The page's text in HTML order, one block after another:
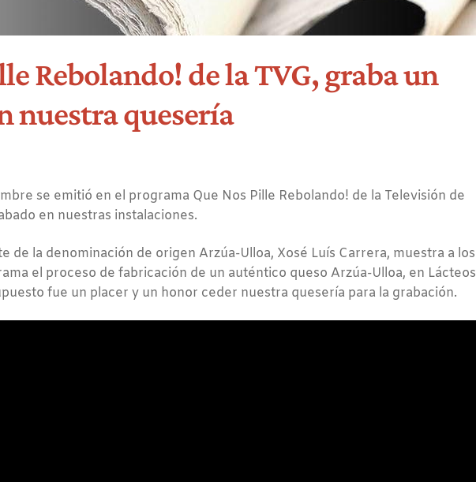
Rebolando! de la TVG, graba un
nuestra quesería
se emitió en el programa Que Nos Pille Rebolando! de la Televisión de
en nuestras instalaciones.
de la denominación de origen Arzúa-Ulloa, Xosé Luís Carrera, muestra a los
el proceso de fabricación de un auténtico queso Arzúa-Ulloa, en Lácteos
fue un placer y un honor ceder nuestra quesería para la grabación.